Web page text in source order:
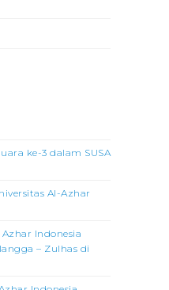
ke-3 dalam SUSA
Al-Azhar
Azhar Indonesia
– Zulhas di